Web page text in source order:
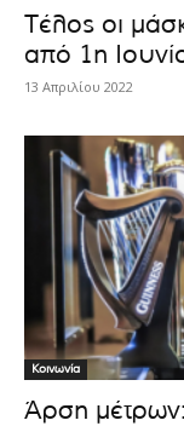
Τέλος οι
από 1η
13 Απριλίου 2022
Κοινωνία
Άρση